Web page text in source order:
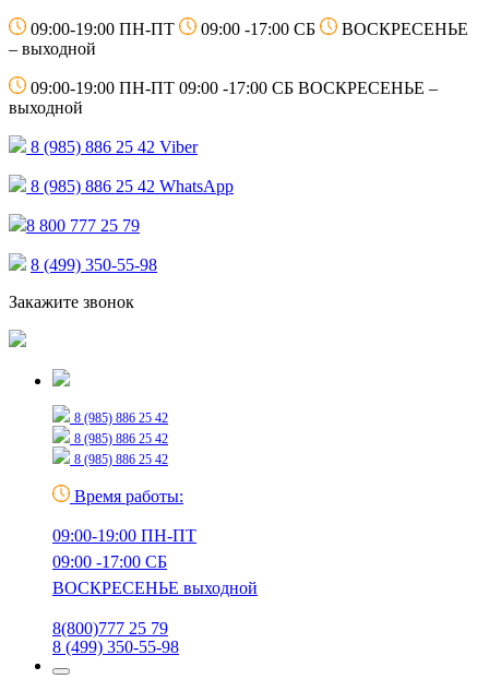
09:00-19:00 ПН-ПТ 09:00 -17:00 СБ
ВОСКРЕСЕНЬЕ
– выходной
09:00-19:00 ПН-ПТ 09:00 -17:00 СБ ВОСКРЕСЕНЬЕ –
выходной
8 (985) 886 25 42 Viber
8 (985) 886 25 42 WhatsApp
8 800 777 25 79
8 (499) 350-55-98
Закажите звонок
8 (985) 886 25 42
8 (985) 886 25 42
8 (985) 886 25 42
Время работы:
09:00-19:00 ПН-ПТ
09:00 -17:00 СБ
ВОСКРЕСЕНЬЕ выходной
8(800)777 25 79
8 (499) 350-55-98